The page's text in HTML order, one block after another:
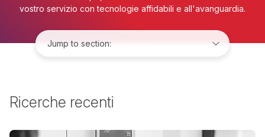
vostro servizio con tecnologie affidabili e all'avanguardia.
Ricerche recenti